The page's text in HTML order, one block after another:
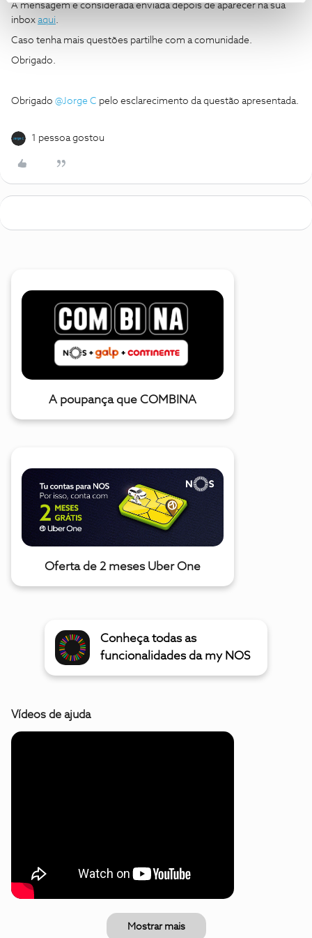
A mensagem é considerada enviada depois de aparecer na sua
inbox aqui.
Caso tenha mais questões partilhe com a comunidade.
Obrigado.
Obrigado ​ @Jorge C pelo esclarecimento da questão apresentada.
1 pessoa gostou
A poupança que COMBINA
Oferta de 2 meses Uber One
Conheça todas as
funcionalidades da my NOS
Vídeos de ajuda
Mostrar mais